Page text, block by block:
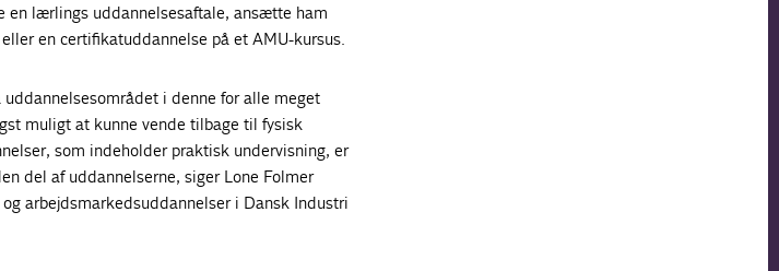
en lærlings uddannelsesaftale, ansætte ham
en certifikatuddannelse på et AMU-kursus.
i denne for alle meget
muligt at kunne vende tilbage til fysisk
som indeholder praktisk undervisning, er
del af uddannelserne, siger Lone Folmer
arbejdsmarkedsuddannelser i Dansk Industri